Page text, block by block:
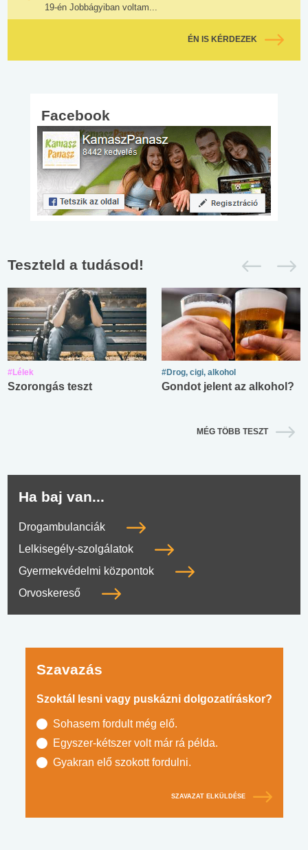
19-én Jobbágyiban voltam...
ÉN IS KÉRDEZEK
Facebook
Teszteld a tudásod!
#Lélek
Szorongás teszt
#Drog, cigi, alkohol
Gondot jelent az alkohol?
MÉG TÖBB TESZT
Ha baj van...
Drogambulanciák
Lelkisegély-szolgálatok
Gyermekvédelmi központok
Orvoskereső
Szavazás
Szoktál lesni vagy puskázni dolgozatíráskor?
Sohasem fordult még elő.
Egyszer-kétszer volt már rá példa.
Gyakran elő szokott fordulni.
SZAVAZAT ELKÜLDÉSE